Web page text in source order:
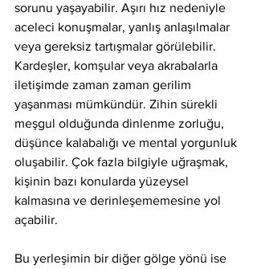
sorunu yaşayabilir. Aşırı hız nedeniyle
aceleci konuşmalar, yanlış anlaşılmalar
veya gereksiz tartışmalar görülebilir.
Kardeşler, komşular veya akrabalarla
iletişimde zaman zaman gerilim
yaşanması mümkündür. Zihin sürekli
meşgul olduğunda dinlenme zorluğu,
düşünce kalabalığı ve mental yorgunluk
oluşabilir. Çok fazla bilgiyle uğraşmak,
kişinin bazı konularda yüzeysel
kalmasına ve derinleşememesine yol
açabilir.
Bu yerleşimin bir diğer gölge yönü ise